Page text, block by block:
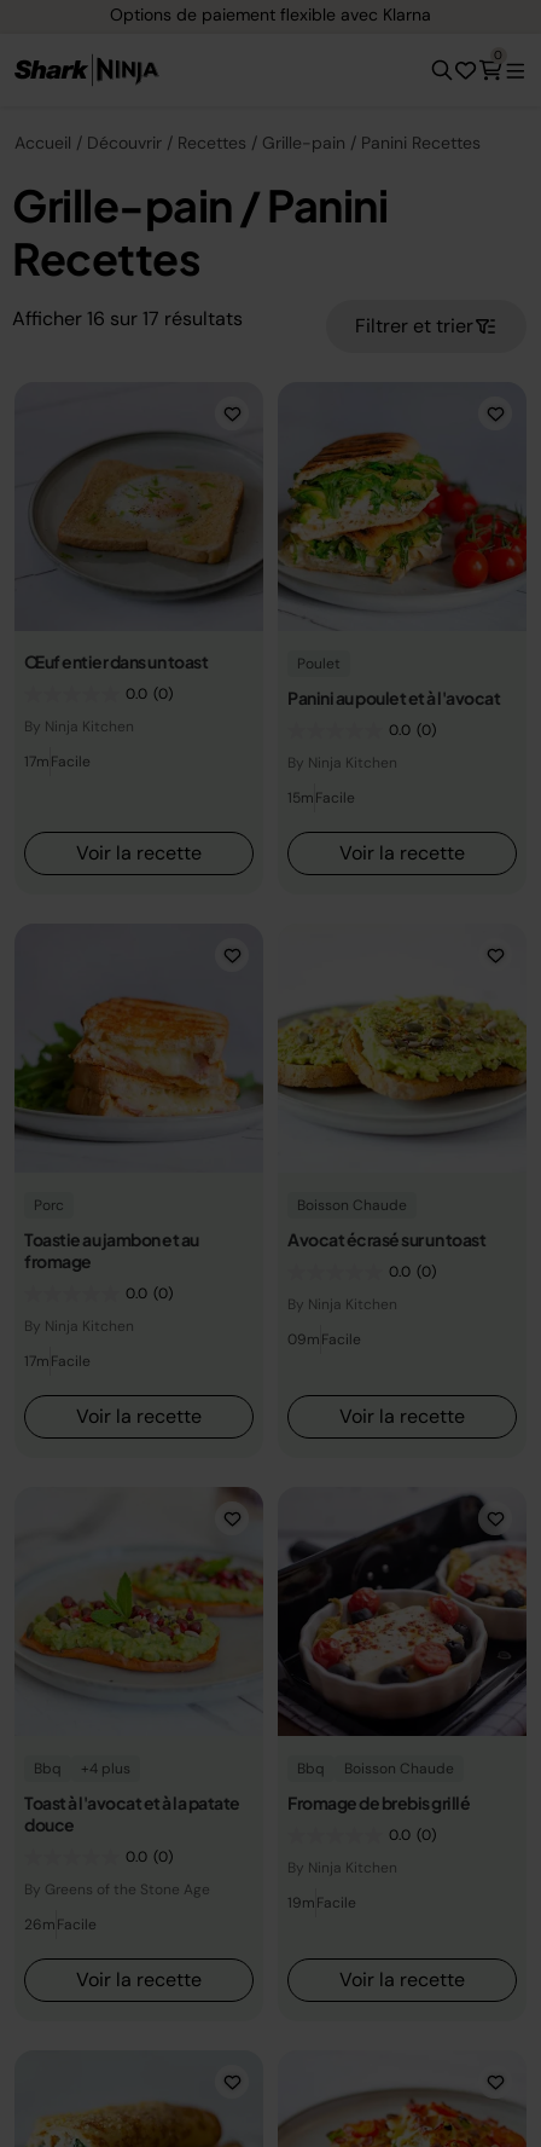
Options de paiement flexible avec Klarna
0
Accueil Découvrir Recettes Grille-pain / Panini Recettes
Grille-pain / Panini
Recettes
Afficher 16 sur 17 résultats Filtrer et trier
Œuf entier dans un toast
0.0 (0)
By Ninja Kitchen
17mFacile
Voir la recette
Poulet
Panini au poulet et à l'avocat
0.0 (0)
By Ninja Kitchen
15mFacile
Voir la recette
Porc
Toastie au jambon et au
fromage
0.0 (0)
By Ninja Kitchen
17mFacile
Voir la recette
Boisson Chaude
Avocat écrasé sur un toast
0.0 (0)
By Ninja Kitchen
09mFacile
Voir la recette
Bbq +4 plus
Toast à l'avocat et à la patate
douce
0.0 (0)
By Greens of the Stone Age
26mFacile
Voir la recette
Bbq Boisson Chaude
Fromage de brebis grillé
0.0 (0)
By Ninja Kitchen
19mFacile
Voir la recette